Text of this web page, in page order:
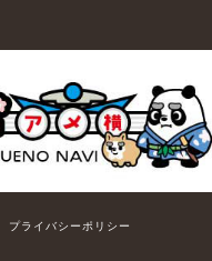
プライバシーポリシー